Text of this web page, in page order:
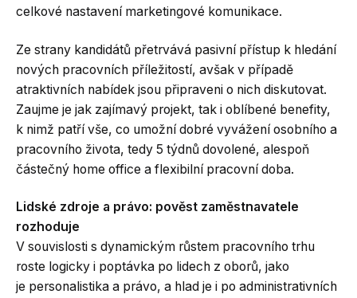
celkové nastavení marketingové komunikace.
Ze strany kandidátů přetrvává pasivní přístup k hledání
nových pracovních příležitostí, avšak v případě
atraktivních nabídek jsou připraveni o nich diskutovat.
Zaujme je jak zajímavý projekt, tak i oblíbené benefity,
k nimž patří vše, co umožní dobré vyvážení osobního a
pracovního života, tedy 5 týdnů dovolené, alespoň
částečný home office a flexibilní pracovní doba.
Lidské zdroje a právo: pověst zaměstnavatele
rozhoduje
V souvislosti s dynamickým růstem pracovního trhu
roste logicky i poptávka po lidech z oborů, jako
je personalistika a právo, a hlad je i po administrativních